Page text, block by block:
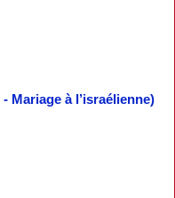
Mariage à l’israélienne)